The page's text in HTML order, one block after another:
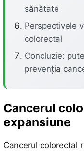
sănătate
Perspectivele
colorectal
Concluzie:
prevenția
Cancerul
expansiune
Cancerul colorectal